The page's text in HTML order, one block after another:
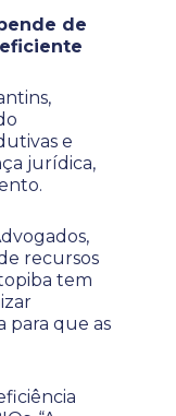
de
e
jurídica,
recursos
tem
para que as